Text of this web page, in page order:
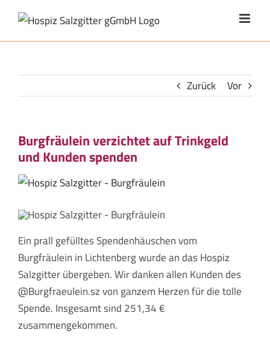
Inhalt
springen
Zurück Vor
Burgfräulein verzichtet auf Trinkgeld
und Kunden spenden
Zeige
Bild
Ein prall gefülltes Spendenhäuschen vom
Burgfräulein in Lichtenberg wurde an das Hospiz
Salzgitter übergeben. Wir danken allen Kunden des
@Burgfraeulein.sz von ganzem Herzen für die tolle
Spende. Insgesamt sind 251,34 €
zusammengekommen.